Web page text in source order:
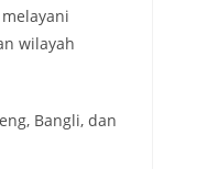
wilayah
Bangli, dan